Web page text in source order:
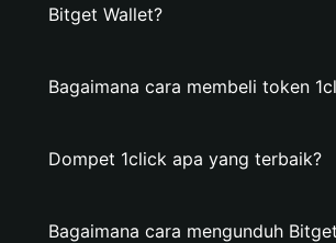
Bitget Wallet?
Bagaimana cara membeli token
Dompet 1click apa yang terbaik?
Bagaimana cara mengunduh